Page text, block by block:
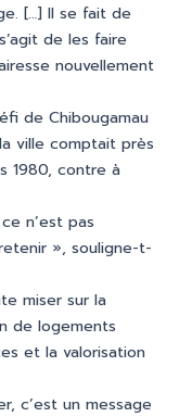
[…] Il se fait de
de les faire
nouvellement
de Chibougamau
ville comptait près
1980, contre à
n’est pas
», souligne-t-
miser sur la
de logements
et la valorisation
c’est un message